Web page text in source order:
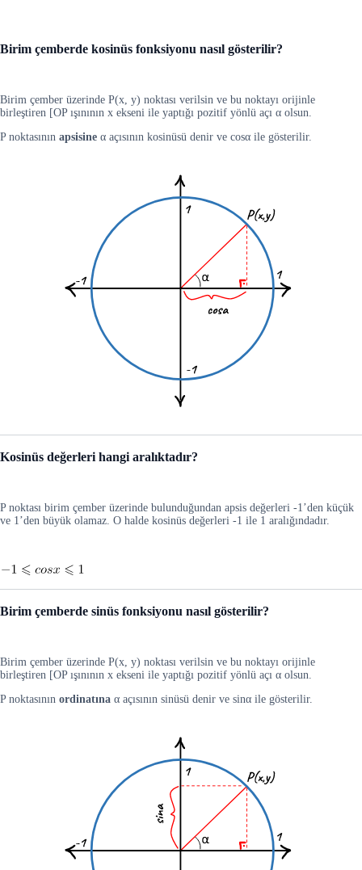
Birim çemberde kosinüs fonksiyonu nasıl gösterilir?
Birim çember üzerinde P(x, y) noktası verilsin ve bu noktayı orijinle
birleştiren [OP ışınının x ekseni ile yaptığı pozitif yönlü açı α olsun.
P noktasının apsisine α açısının kosinüsü denir ve cosα ile gösterilir.
Kosinüs değerleri hangi aralıktadır?
P noktası birim çember üzerinde bulunduğundan apsis değerleri -1’den küçük
ve 1’den büyük olamaz. O halde kosinüs değerleri -1 ile 1 aralığındadır.
Birim çemberde sinüs fonksiyonu nasıl gösterilir?
Birim çember üzerinde P(x, y) noktası verilsin ve bu noktayı orijinle
birleştiren [OP ışınının x ekseni ile yaptığı pozitif yönlü açı α olsun.
P noktasının ordinatına α açısının sinüsü denir ve sinα ile gösterilir.